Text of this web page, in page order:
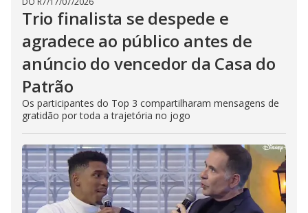
Trio finalista se despede e
agradece ao público antes de
anúncio do vencedor da Casa do
Patrão
Os participantes do Top 3 compartilharam mensagens de
gratidão por toda a trajetória no jogo